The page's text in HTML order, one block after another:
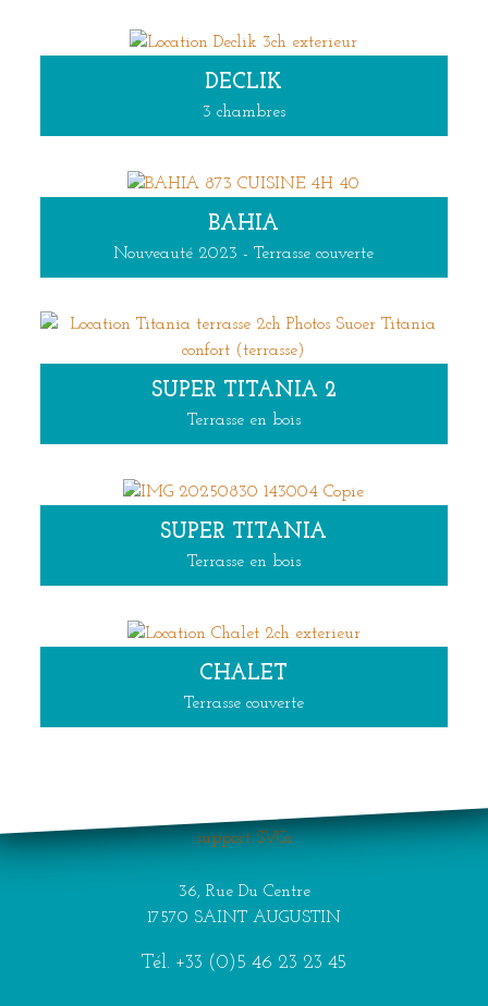
DECLIK
3 chambres
BAHIA
Nouveauté 2023 - Terrasse couverte
SUPER TITANIA 2
Terrasse en bois
SUPER TITANIA
Terrasse en bois
CHALET
Terrasse couverte
support SVGs
36, Rue Du Centre
17570 SAINT AUGUSTIN
Tél. +33 (0)5 46 23 23 45